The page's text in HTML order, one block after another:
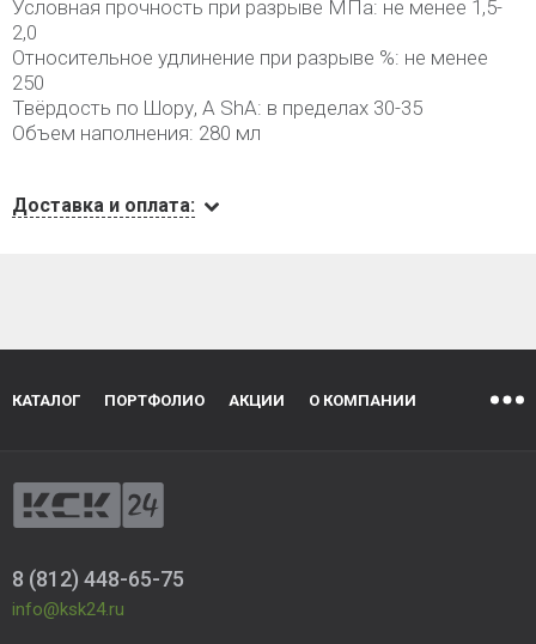
Условная прочность при разрыве МПа: не менее 1,5-
2,0
Относительное удлинение при разрыве %: не менее
250
Твёрдость по Шору, А ShA: в пределах 30-35
Объем наполнения: 280 мл
Доставка и оплата:
КАТАЛОГ ПОРТФОЛИО АКЦИИ О КОМПАНИИ
8 (812) 448-65-75
info@ksk24.ru